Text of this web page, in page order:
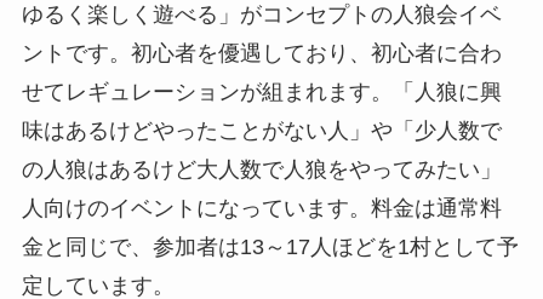
ゆるく楽しく遊べる」がコンセプトの人狼会イベ
ントです。初心者を優遇しており、初心者に合わ
せてレギュレーションが組まれます。「人狼に興
味はあるけどやったことがない人」や「少人数で
の人狼はあるけど大人数で人狼をやってみたい」
人向けのイベントになっています。料金は通常料
金と同じで、参加者は13～17人ほどを1村として予
定しています。